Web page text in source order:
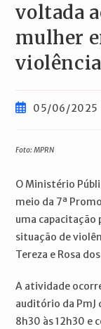
voltada
mulher
Post05/06/2025
Foto: MPRN
O Ministério
meio da 7ª
uma capacitação
situação de
Tereza e Rosa
A atividade
auditório da PmJ
8h30 às 12h30 e